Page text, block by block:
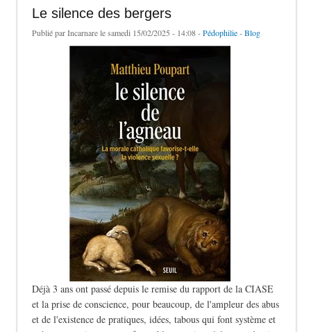
Le silence des bergers
Publié parIncarnarele samedi 15/02/2025 - 14:08 -Pédophilie-Blog
Déjà 3 ans ont passé depuis le remise du rapport de la CIASE
et la prise de conscience, pour beaucoup, de l'ampleur des abus
et de l'existence de pratiques, idées, tabous qui font système et